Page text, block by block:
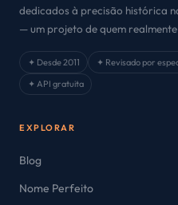
dedicados à precisão histórica
— um projeto de quem
✦ Desde 2011 ✦ Revisado por
✦ API gratuita
EXPLORAR
Blog
Nome Perfeito